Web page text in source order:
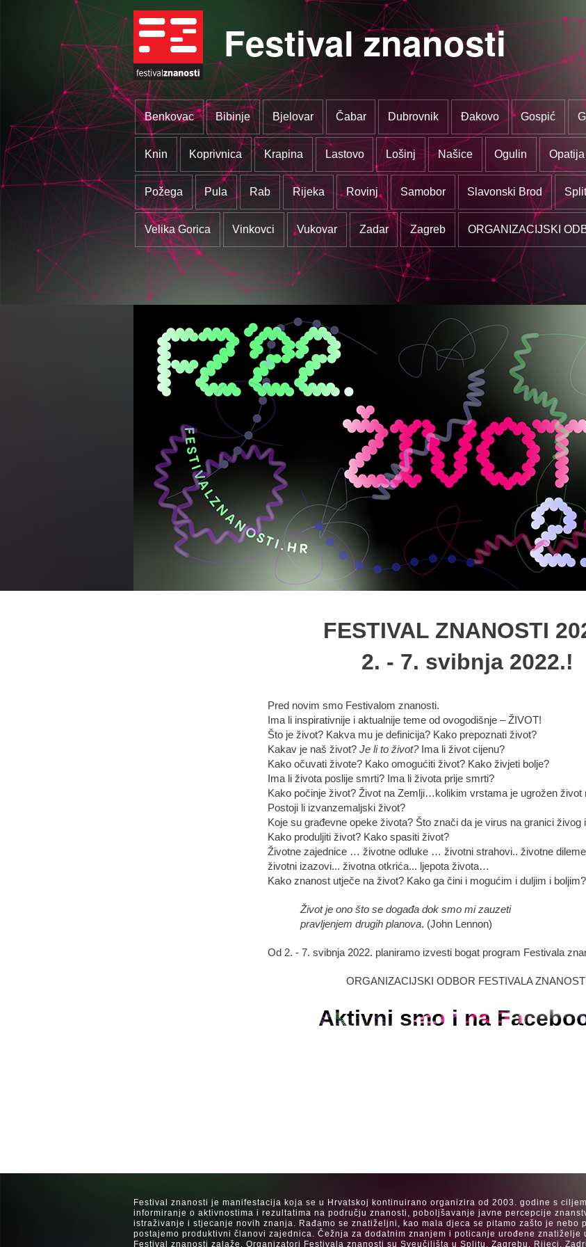
Festival znanosti
Benkovac Bibinje Bjelovar Čabar Dubrovnik Đakovo Gospić
Knin Koprivnica Krapina Lastovo Lošinj Našice Ogulin Opatija
Požega Pula Rab Rijeka Rovinj Samobor Slavonski Brod Split
Velika Gorica Vinkovci Vukovar Zadar Zagreb ORGANIZACIJSKI
FESTIVAL ZNANOSTI
2. - 7. svibnja 2022.!
Pred novim smo Festivalom znanosti.
Ima li inspirativnije i aktualnije teme od ovogodišnje – ŽIVOT!
Što je život? Kakva mu je definicija? Kako prepoznati život?
Kakav je naš život? Je li to život?Ima li život cijenu?
Kako očuvati živote? Kako omogućiti život? Kako živjeti bolje?
Ima li života poslije smrti? Ima li života prije smrti?
Kako počinje život? Život na Zemlji…kolikim vrstama je ugrožen život
Postoji li izvanzemaljski život?
Koje su građevne opeke života? Što znači da je virus na granici živog
Kako produljiti život? Kako spasiti život?
Životne zajednice … životne odluke … životni strahovi.. životne
životni izazovi... životna otkrića... ljepota života…
Kako znanost utječe na život? Kako ga čini i mogućim i duljim i boljim?
Život je ono što se događa dok smo mi zauzeti
pravljenjem drugih planova. (John Lennon)
Od 2. - 7. svibnja 2022. planiramo izvesti bogat program Festivala
ORGANIZACIJSKI ODBOR FESTIVALA ZNANOSTI
Aktivni smo i na
Festival znanosti je manifestacija koja se u Hrvatskoj kontinuirano organizira od 2003. godine s
informiranje o aktivnostima i rezultatima na području znanosti, poboljšavanje javne percepcije
istraživanje i stjecanje novih znanja. Rađamo se znatiželjni, kao mala djeca se pitamo zašto je nebo
postajemo produktivni članovi zajednica. Čežnja za dodatnim znanjem i poticanje urođene
Festival znanosti zalaže. Organizatori Festivala znanosti su Sveučilišta u Splitu, Zagrebu, Rijeci,